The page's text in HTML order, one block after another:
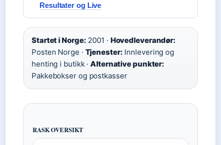
Resultater og Live
Startet i Norge: 2001 · Hovedleverandør:
Posten Norge · Tjenester: Innlevering og
henting i butikk ·Alternative punkter:
Pakkebokser og postkasser
RASK OVERSIKT